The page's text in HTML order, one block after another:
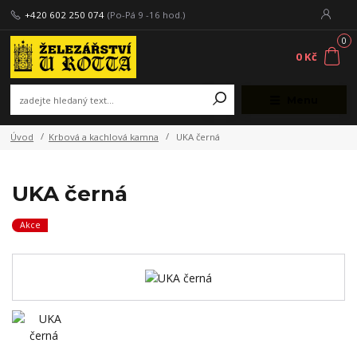
+420 602 250 074 (Po-Pá 9 -16 hod.)
0
0 Kč
Úvod Krbová a kachlová kamna UKA černá
UKA černá
Akce